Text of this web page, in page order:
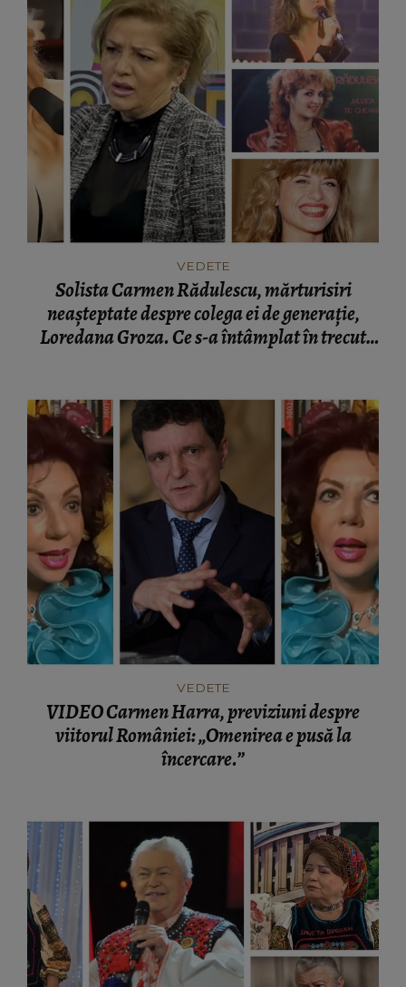
VEDETE
Solista Carmen Rădulescu, mărturisiri
neașteptate despre colega ei de generație,
Loredana Groza. Ce s-a întâmplat în trecut
VEDETE
VIDEO Carmen Harra, previziuni despre
viitorul României: „Omenirea e pusă la
încercare.”